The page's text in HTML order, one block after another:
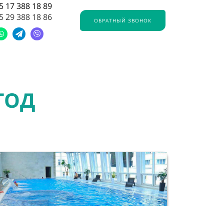
17 388 18 89
29 388 18 86
ОБРАТНЫЙ ЗВОНОК